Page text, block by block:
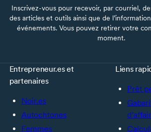
Inscrivez-vous pour recevoir, par courriel,
des articles et outils ainsi que de
événements. Vous pouvez retirer votre
moment.
Entrepreneur.es et
partenaires
Noir.es
Autochtones
Femmes
Liens
Prêt